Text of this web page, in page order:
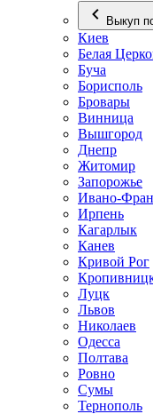
Выкуп
Киев
Белая
Буча
Борисполь
Бровары
Винница
Вышгород
Днепр
Житомир
Запорожье
Ивано-
Ирпень
Кагарлык
Канев
Кривой Рог
Луцк
Львов
Николаев
Одесса
Полтава
Ровно
Сумы
Тернополь